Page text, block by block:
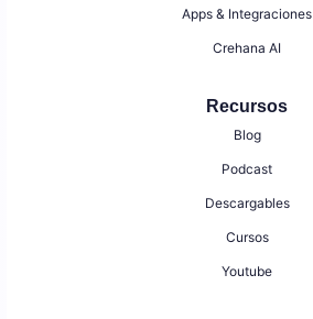
Apps & Integraciones
Crehana AI
Recursos
Blog
Podcast
Descargables
Cursos
Youtube